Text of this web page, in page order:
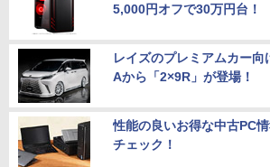
5,000円オフで30万円台！
レイズのプレミアムカー向
Aから「2×9R」が登場！
性能の良いお得な中古PC
チェック！